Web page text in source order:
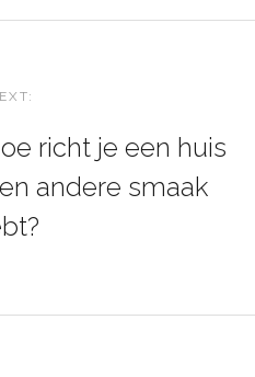
richt je een huis
andere smaak